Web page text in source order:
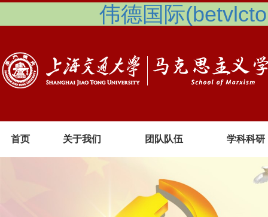
伟德国际
首页 关于我们 团队队伍 学科科研